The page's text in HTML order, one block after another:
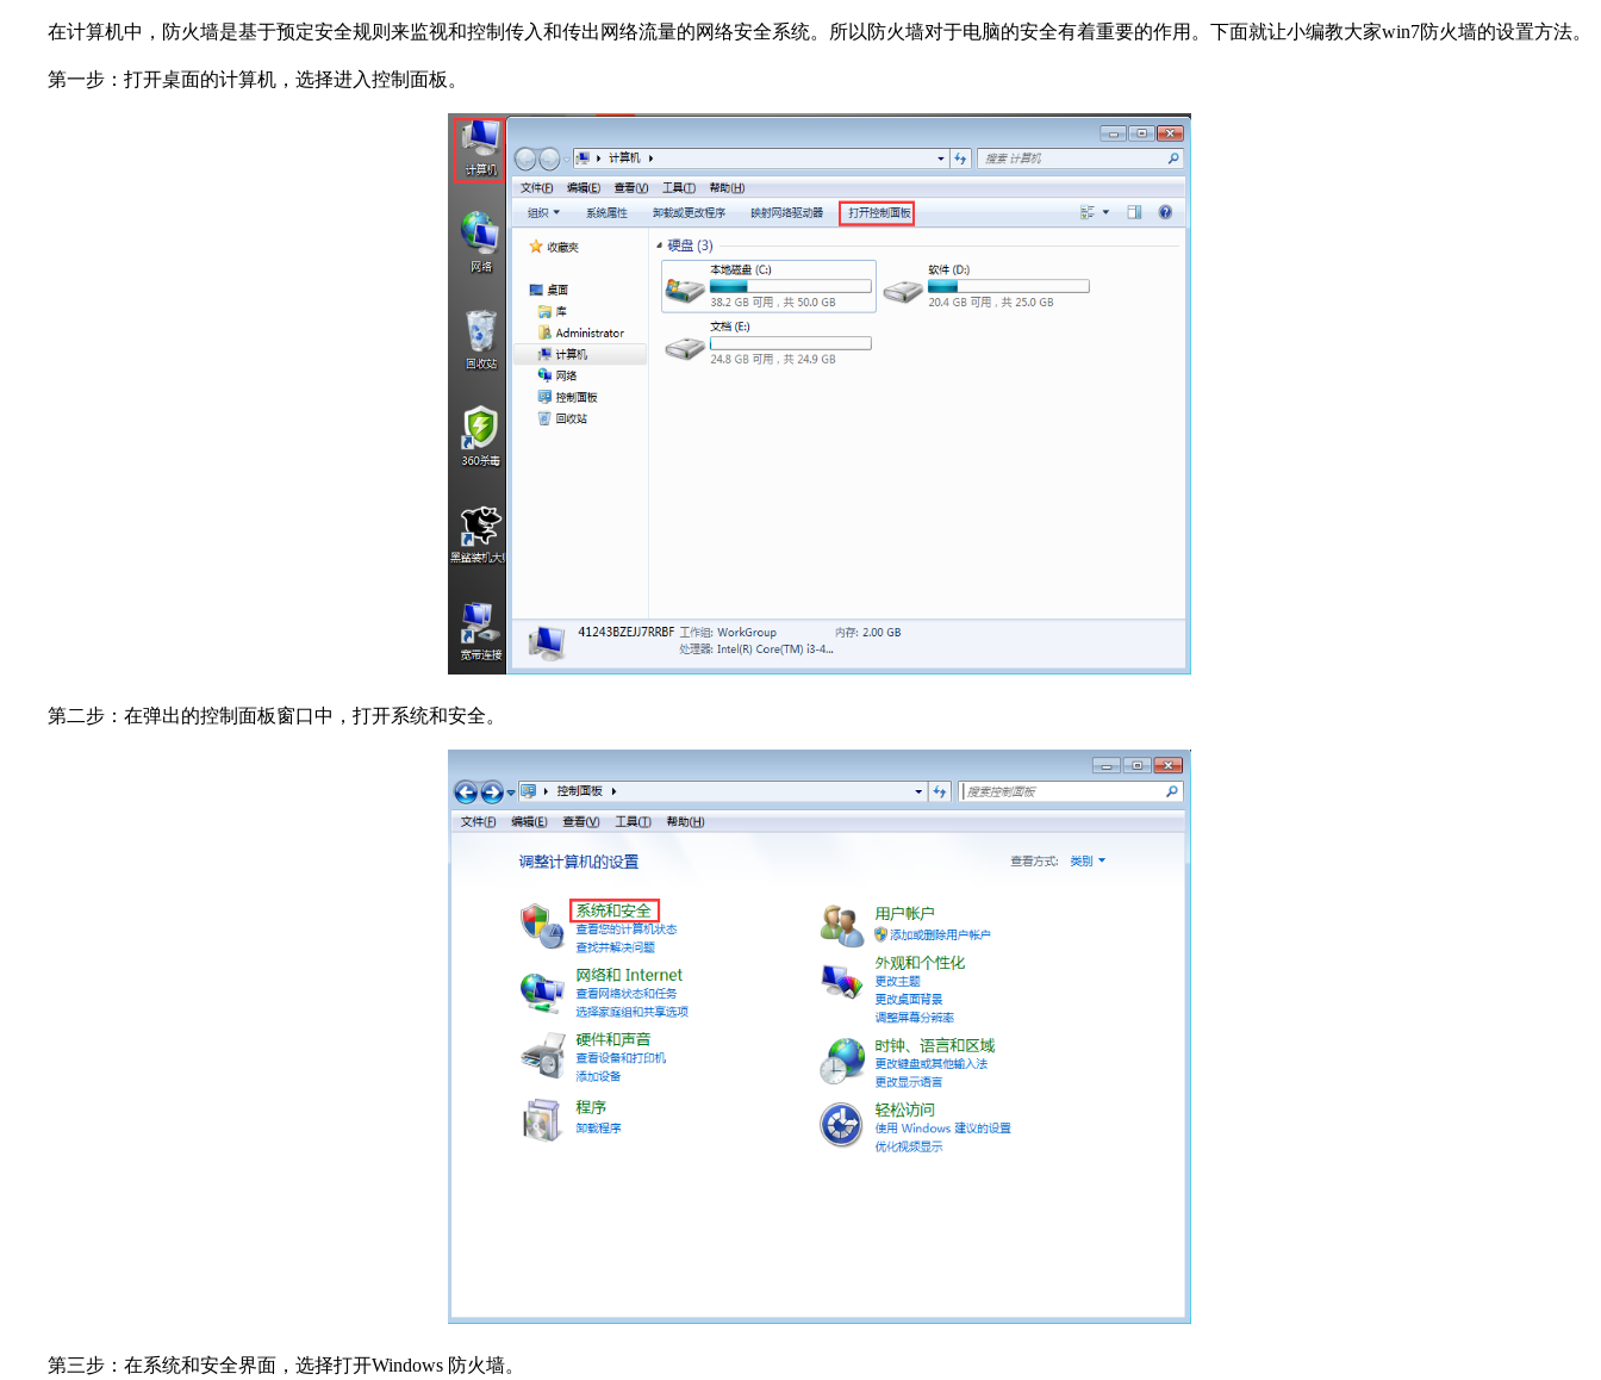
在计算机中，防火墙是基于预定安全规则来监视和控制传入和传出网络流量的网络安全系统。所以防火墙对于电脑的安全有着重要的作用。下面就让小编教大家win7防火墙的设置方法。
第一步：打开桌面的计算机，选择进入控制面板。
第二步：在弹出的控制面板窗口中，打开系统和安全。
第三步：在系统和安全界面，选择打开Windows 防火墙。